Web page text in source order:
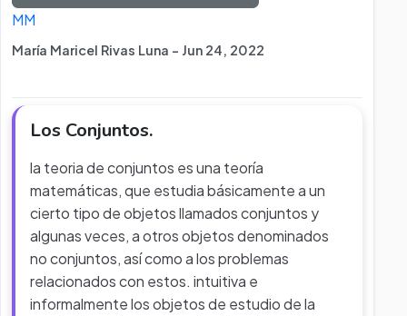
MM
María Maricel Rivas Luna - Jun 24, 2022
Los Conjuntos.
la teoria de conjuntos es una teoría
matemáticas, que estudia básicamente a un
cierto tipo de objetos llamados conjuntos y
algunas veces, a otros objetos denominados
no conjuntos, así como a los problemas
relacionados con estos. intuitiva e
informalmente los objetos de estudio de la